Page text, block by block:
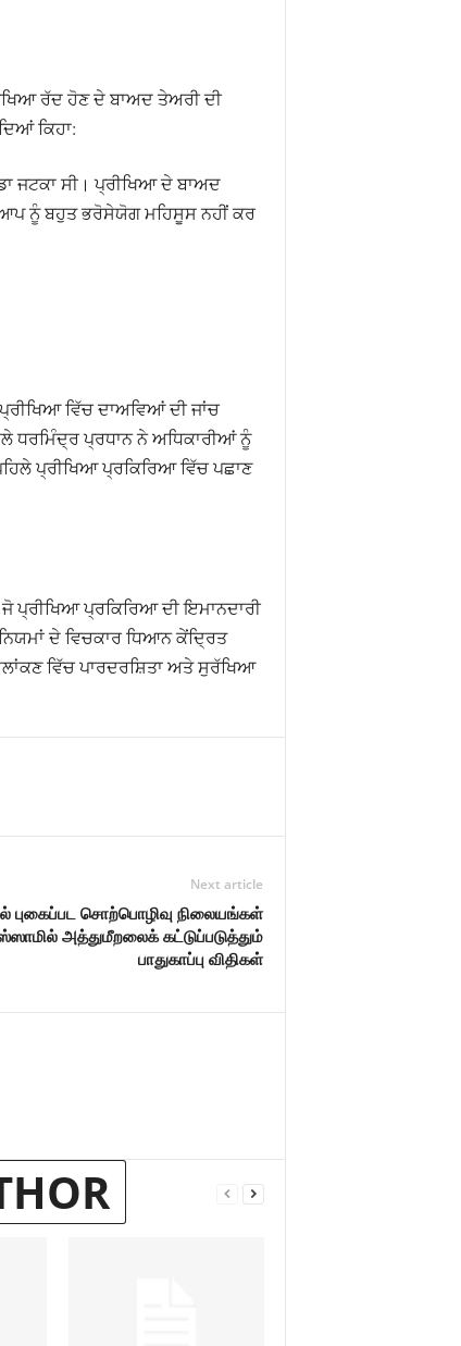
ਰੱਦ ਹੋਣ ਦੇ ਬਾਅਦ ਤੇਅਰੀ ਦੀ
ਕਿਹਾ:
ਜਟਕਾ ਸੀ। ਪ੍ਰੀਖਿਆ ਦੇ ਬਾਅਦ
ਨੂੰ ਬਹੁਤ ਭਰੋਸੇਯੋਗ ਮਹਿਸੂਸ ਨਹੀਂ ਕਰ
ਵਿੱਚ ਦਾਅਵਿਆਂ ਦੀ ਜਾਂਚ
ਧਰਮਿੰਦ੍ਰ ਪ੍ਰਧਾਨ ਨੇ ਅਧਿਕਾਰੀਆਂ ਨੂੰ
ਪ੍ਰੀਖਿਆ ਪ੍ਰਕਿਰਿਆ ਵਿੱਚ ਪਛਾਣ
ਪ੍ਰੀਖਿਆ ਪ੍ਰਕਿਰਿਆ ਦੀ ਇਮਾਨਦਾਰੀ
ਦੇ ਵਿਚਕਾਰ ਧਿਆਨ ਕੇਂਦ੍ਰਿਤ
ਵਿੱਚ ਪਾਰਦਰਸ਼ਿਤਾ ਅਤੇ ਸੁਰੱਖਿਆ
Next article
புகைப்பட சொற்பொழிவு நிலையங்கள்
அத்துமீறலைக் கட்டுப்படுத்தும்
பாதுகாப்பு விதிகள்